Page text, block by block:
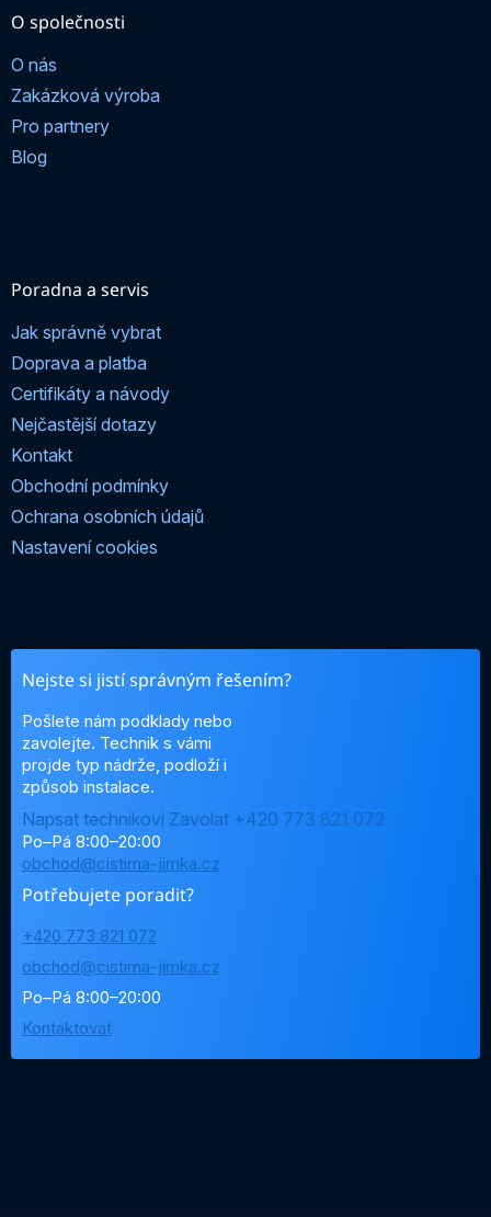
O společnosti
O nás
Zakázková výroba
Pro partnery
Blog
Poradna a servis
Jak správně vybrat
Doprava a platba
Certifikáty a návody
Nejčastější dotazy
Kontakt
Obchodní podmínky
Ochrana osobních údajů
Nastavení cookies
Nejste si jistí správným řešením?
Pošlete nám podklady nebo
zavolejte. Technik s vámi
projde typ nádrže, podloží i
způsob instalace.
Napsat technikovi Zavolat +420 773 821 072
Po–Pá 8:00–20:00
obchod@cistirna-jimka.cz
Potřebujete poradit?
+420 773 821 072
obchod@cistirna-jimka.cz
Po–Pá 8:00–20:00
Kontaktovat